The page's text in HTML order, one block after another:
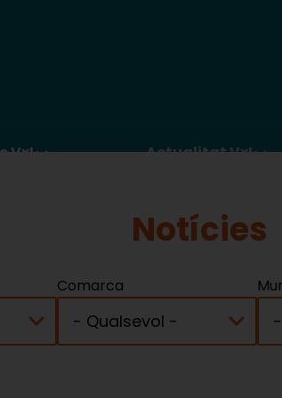
VxL Actualitat VxL
Notícies
Comarca